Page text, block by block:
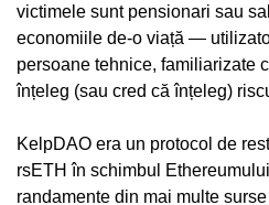
victimele sunt pensionari sau
economiile de-o viață —
persoane tehnice, familiarizate
înțeleg (sau cred că înțeleg)
KelpDAO era un protocol de
rsETH în schimbul
randamente din mai multe